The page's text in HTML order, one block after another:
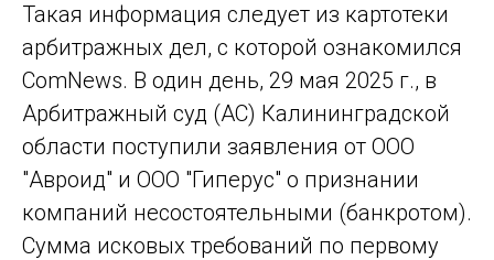
Такая информация следует из картотеки
арбитражных дел, с которой ознакомился
ComNews. В один день, 29 мая 2025 г., в
Арбитражный суд (АС) Калининградской
области поступили заявления от ООО
"Авроид" и ООО "Гиперус" о признании
компаний несостоятельными (банкротом).
Сумма исковых требований по первому